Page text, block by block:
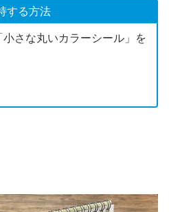
する方法
小さな丸いカラーシール」を